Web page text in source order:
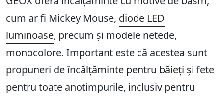
cum ar fi Mickey Mouse, diode LED
luminoase, precum și modele netede,
monocolore. Important este că acestea sunt
propuneri de încălțăminte pentru băieți și fete
pentru toate anotimpurile, inclusiv pentru